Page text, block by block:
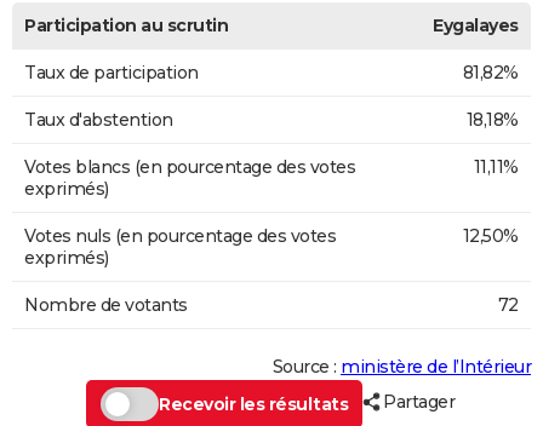
FORUM
Participation au scrutin Eygalayes
Taux de participation 81,82%
Taux d'abstention 18,18%
Votes blancs (en pourcentage des votes
exprimés)
11,11%
Votes nuls (en pourcentage des votes
exprimés)
12,50%
Nombre de votants 72
Source : ministère de l’Intérieur
Recevoir les résultats
Partager